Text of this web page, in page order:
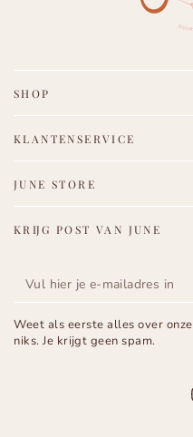
SHOP
KLANTENSERVICE
JUNE STORE
KRIJG POST VAN JUNE
Vul
je
Weet als eerste alles over
niks. Je krijgt geen spam.